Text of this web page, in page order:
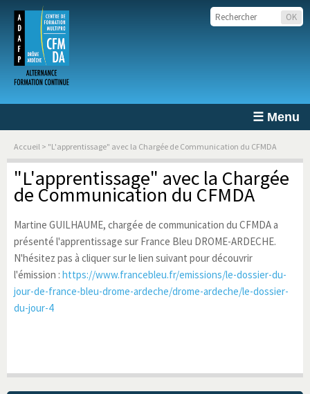
☰ Menu
Accueil > "L'apprentissage" avec la Chargée de Communication du CFMDA
"L'apprentissage" avec la Chargée
de Communication du CFMDA
Martine GUILHAUME, chargée de communication du CFMDA a
présenté l'apprentissage sur France Bleu DROME-ARDECHE.
N'hésitez pas à cliquer sur le lien suivant pour découvrir
l'émission : https://www.francebleu.fr/emissions/le-dossier-du-
jour-de-france-bleu-drome-ardeche/drome-ardeche/le-dossier-
du-jour-4